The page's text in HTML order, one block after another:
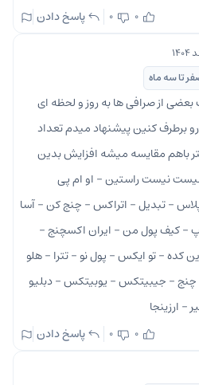
0
0
پاسخ دادن
تا سه ماه
از صرافی ها به روز و لحظه ای
برطرف کنین پیشنهاد میدم تعداد
باهم مقایسه میشه افزایش بدین
لیست نیست راستین - او ام پی
بیت ۲۴ - ارزپلاس - تبدیل - اتراکس - چنج کن - آسا
- کیف پول من - ایران اکسچنج -
کده - تو ایکس - پول نو - تترا - هلو
- جیبیتکس - یوبیتکس - دبلیو
ارزینجا
0
0
پاسخ دادن